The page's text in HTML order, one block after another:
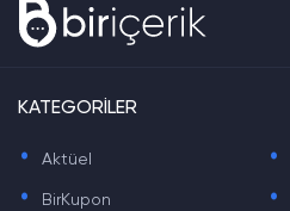
KATEGORİLER
. Aktüel .
. BirKupon .